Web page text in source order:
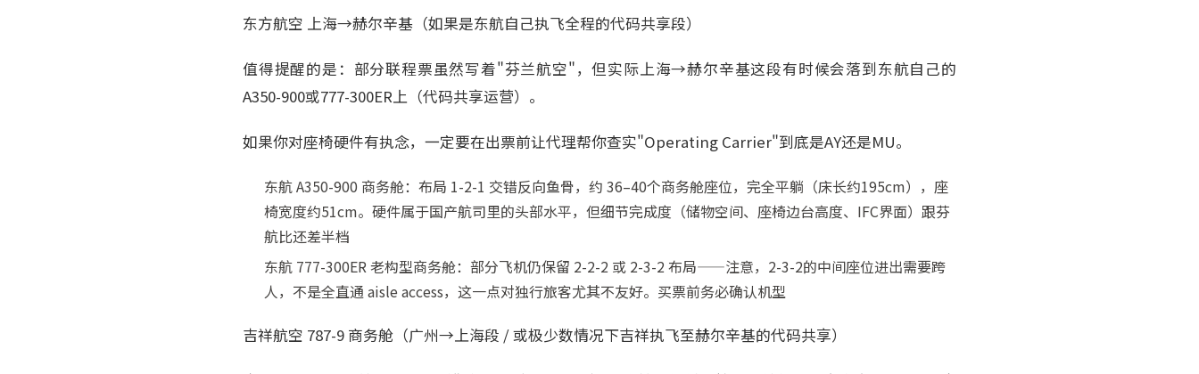
东方航空 上海→赫尔辛基（如果是东航自己执飞全程的代码共享段）
值得提醒的是：部分联程票虽然写着"芬兰航空"，但实际上海→赫尔辛基这段有时候会落到东航自己的
A350-900或777-300ER上（代码共享运营）。
如果你对座椅硬件有执念，一定要在出票前让代理帮你查实"Operating Carrier"到底是AY还是MU。
东航 A350-900 商务舱：布局 1-2-1 交错反向鱼骨，约 36–40个商务舱座位，完全平躺（床长约195cm），座
椅宽度约51cm。硬件属于国产航司里的头部水平，但细节完成度（储物空间、座椅边台高度、IFC界面）跟芬
航比还差半档
东航 777-300ER 老构型商务舱：部分飞机仍保留 2-2-2 或 2-3-2 布局——注意，2-3-2的中间座位进出需要跨
人，不是全直通 aisle access，这一点对独行旅客尤其不友好。买票前务必确认机型
吉祥航空 787-9 商务舱（广州→上海段 / 或极少数情况下吉祥执飞至赫尔辛基的代码共享）